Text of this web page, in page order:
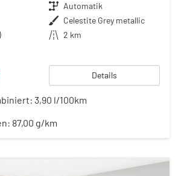
Getriebe Automatik
Außenfarbe Celestite Grey metallic
Kilometerstand 2 km
Details
3,90 l/100km
87,00 g/km